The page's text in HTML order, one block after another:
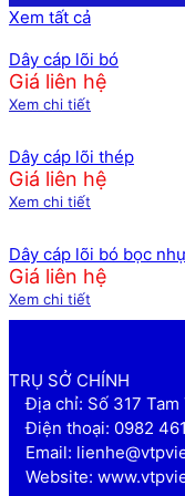
Xem tất cả
Dây cáp lõi bó
Giá liên hệ
Xem chi tiết
Dây cáp lõi thép
Giá liên hệ
Xem chi tiết
Dây cáp lõi bó bọc
Giá liên hệ
Xem chi tiết
TRỤ SỞ CHÍNH
Địa chỉ: Số 317 Tam
Điện thoại: 0982
Email:
Website: